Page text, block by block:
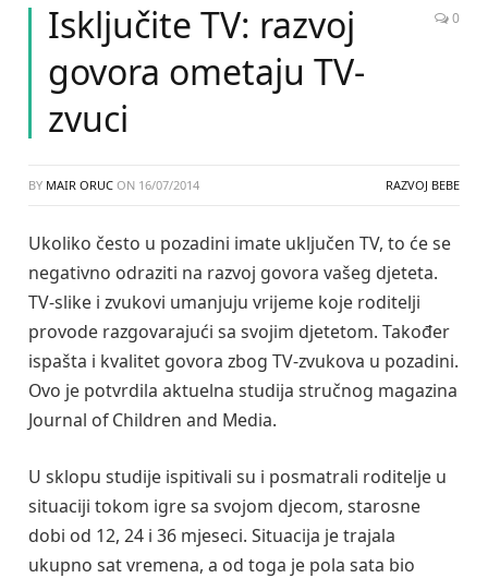
Isključite TV: razvoj
govora ometaju TV-
zvuci
0
BY MAIR ORUC ON 16/07/2014 RAZVOJ BEBE
Ukoliko često u pozadini imate uključen TV, to će se
negativno odraziti na razvoj govora vašeg djeteta.
TV-slike i zvukovi umanjuju vrijeme koje roditelji
provode razgovarajući sa svojim djetetom. Također
ispašta i kvalitet govora zbog TV-zvukova u pozadini.
Ovo je potvrdila aktuelna studija stručnog magazina
Journal of Children and Media.
U sklopu studije ispitivali su i posmatrali roditelje u
situaciji tokom igre sa svojom djecom, starosne
dobi od 12, 24 i 36 mjeseci. Situacija je trajala
ukupno sat vremena, a od toga je pola sata bio